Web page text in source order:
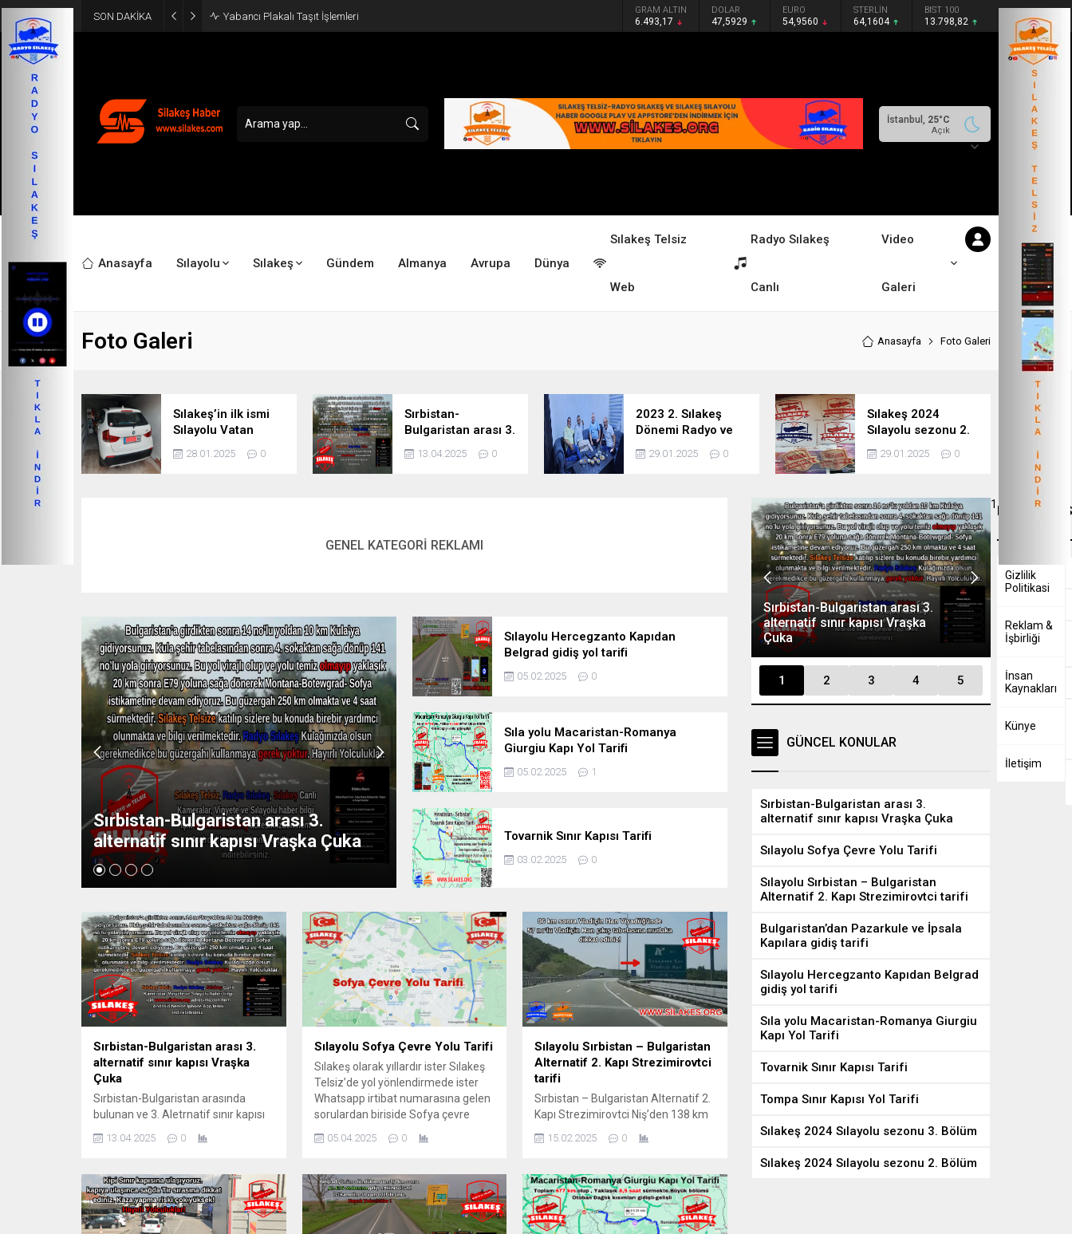
SON DAKİKA Makedonya-Yunanistan Canlı GRAM ALTIN
6.493,17
DOLAR
47,5929
EURO
54,9560
STERLİN
64,1604
BIST 100
13.798,82
İstanbul, 25°C
Açık
Anasayfa Sılayolu Sılakeş Gündem Almanya Avrupa Dünya
Sılakeş Telsiz
Web
Radyo Sılakeş
Canlı
Video
Galeri
Foto Galeri Anasayfa Foto Galeri
Sılakeş’in ilk ismi
Sılayolu Vatan
2015 – 2020
28.01.2025 0
Sırbistan-
Bulgaristan arası 3.
alternatif sınır
kapısı Vraşka Çuka
13.04.2025 0
2023 2. Sılakeş
Dönemi Radyo ve
Telsiz
29.01.2025 0
Sılakeş 2024
Sılayolu sezonu 2.
Bölüm
29.01.2025 0
GENEL KATEGORİ REKLAMI
Sılayolu Sofya Çevre Yolu Tarifi
Sılayolu Sırbistan – Bulgaristan
Alternatif 2. Kapı Strezimirovtci tarifi
Bulgaristan’dan Pazarkule ve İpsala
Kapılara gidiş tarifi
Sılayolu Hercegzanto Kapıdan
Belgrad gidiş yol tarifi
05.02.2025 0
Sıla yolu Macaristan-Romanya
Giurgiu Kapı Yol Tarifi
05.02.2025 1
Tovarnik Sınır Kapısı Tarifi
03.02.2025 0
Sırbistan-Bulgaristan arası 3.
alternatif sınır kapısı Vraşka
Çuka
Sırbistan-Bulgaristan arasında
bulunan ve 3. Aletrnatif sınır kapısı
olan Vraşka Çuka sınır kapısı,
Kalotina ana sınır kapısı yaklaşık 8
sınır kapısı 5 saat bekleme
verdikten sonra gidilecek sınır
kapısıdır. Aksi halde tavsiye
etmiyoruz. Sılakeş Telsize katılıp
13.04.2025 0
Sılayolu Sofya Çevre Yolu Tarifi
Sılakeş olarak yıllardır ister Sılakeş
Telsiz’de yol yönlendirmede ister
Whatsapp irtibat numarasına gelen
sorulardan biriside Sofya çevre
yolu. Buna istinaden Sılakeş olarak
sizlere bir tarif hazırladık. Seyehat
Pasaportunuzdan sonra mutlaka
Sılakeş Aplikasyonlarını indirmeniz.
Radyo Sılakeş’de Yol boyunca 24
saat Müzik, Sınır kapı bilgileri ve
05.04.2025 0
Sılayolu Sırbistan – Bulgaristan
Alternatif 2. Kapı Strezimirovtci
tarifi
Sırbistan – Bulgaristan Alternatif 2.
Kapı Strezimirovtci Niş’den 138 km
olup süre olarak yaklaşık 2 saattir.
Niş – Makedonya yönü A1 daha
ulaşabilirsiniz. Seyehat edeceğiniz
zaman Pasaportunuzdan sonra
mutlaka Sılakeş Aplikasyonlarını
indirmeniz. Radyo Sılakeş’de Yol
15.02.2025 0
Çuka
Sılayolu Sofya Çevre Yolu Tarifi
Alternatif
tarifi
1 2 3 4 5
GÜNCEL KONULAR
Sırbistan-Bulgaristan arası 3.
alternatif sınır kapısı Vraşka Çuka
Sılayolu Sofya Çevre Yolu Tarifi
Sılayolu Sırbistan – Bulgaristan
Alternatif 2. Kapı Strezimirovtci tarifi
Bulgaristan’dan Pazarkule ve İpsala
Kapılara gidiş tarifi
Sılayolu Hercegzanto Kapıdan Belgrad
gidiş yol tarifi
Sıla yolu Macaristan-Romanya Giurgiu
Kapı Yol Tarifi
Tovarnik Sınır Kapısı Tarifi
Tompa Sınır Kapısı Yol Tarifi
Sılakeş 2024 Sılayolu sezonu 3. Bölüm
Sılakeş 2024 Sılayolu sezonu 2. Bölüm
1 Hakkımızda
Gizlilik
Politikasi
Reklam &
İşbirliği
İnsan
Kaynakları
Künye
İletişim